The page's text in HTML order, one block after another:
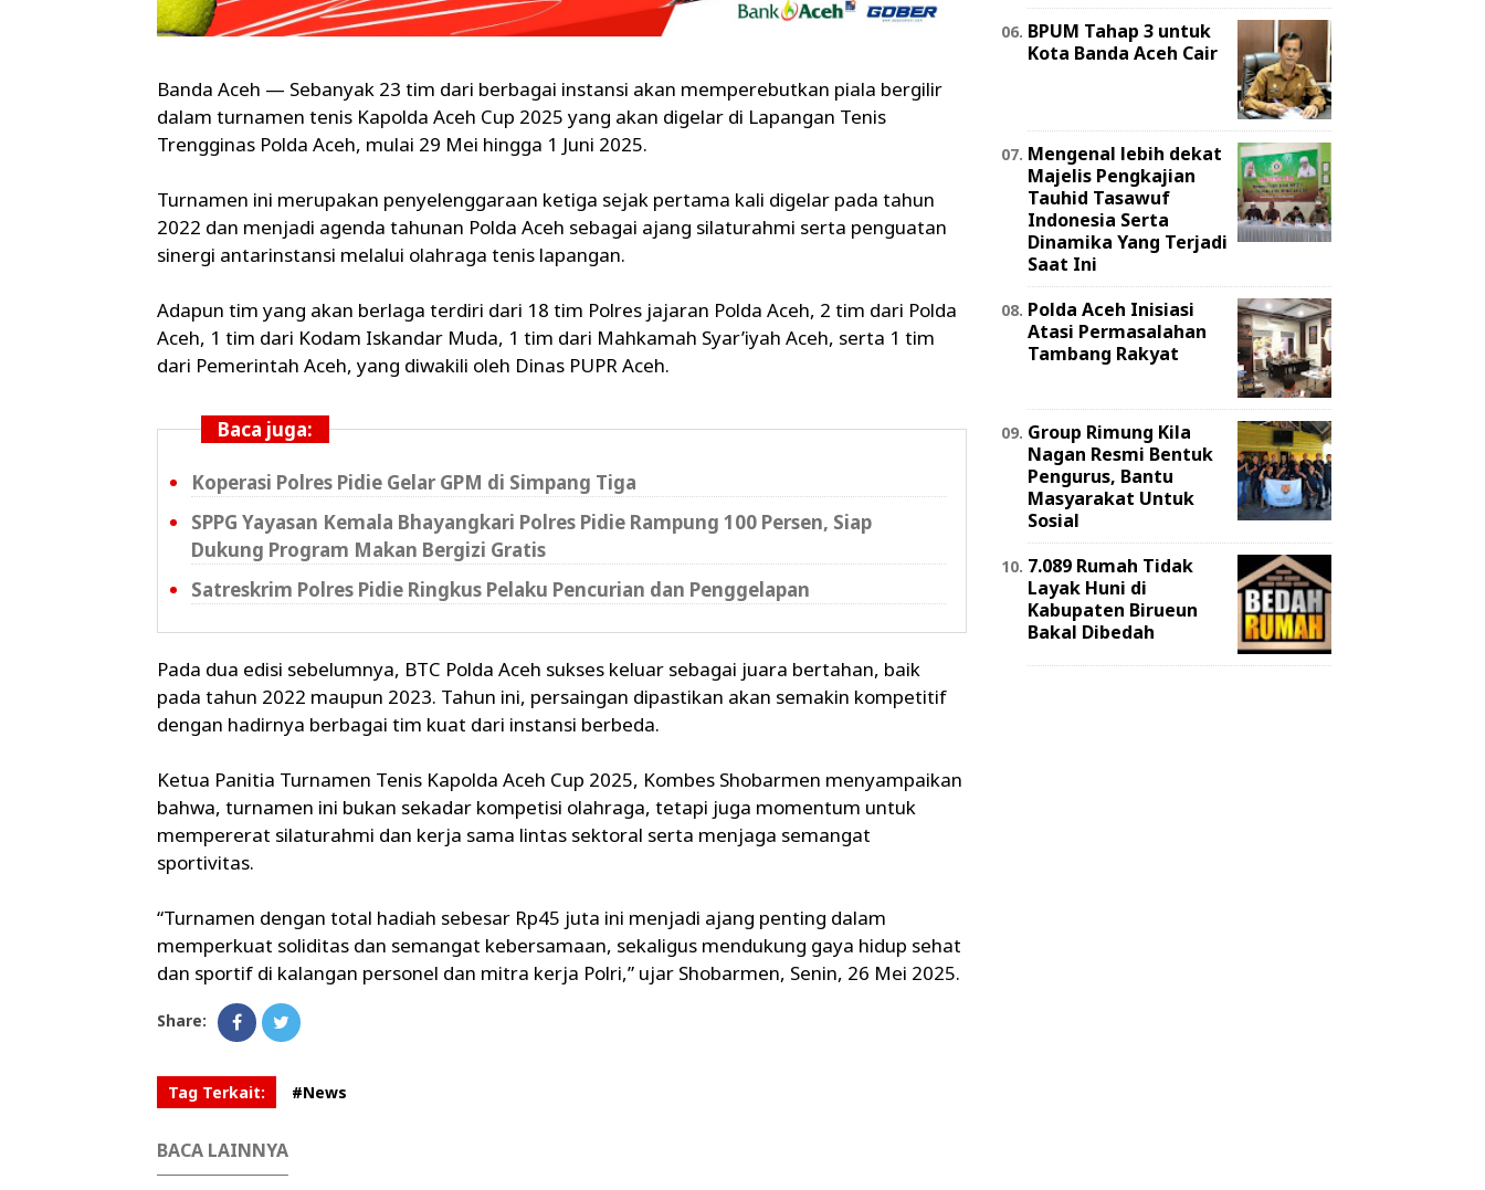
Banda Aceh — Sebanyak 23 tim dari berbagai instansi akan memperebutkan piala bergilir
dalam turnamen tenis Kapolda Aceh Cup 2025 yang akan digelar di Lapangan Tenis
Trengginas Polda Aceh, mulai 29 Mei hingga 1 Juni 2025.
Turnamen ini merupakan penyelenggaraan ketiga sejak pertama kali digelar pada tahun
2022 dan menjadi agenda tahunan Polda Aceh sebagai ajang silaturahmi serta penguatan
sinergi antarinstansi melalui olahraga tenis lapangan.
Adapun tim yang akan berlaga terdiri dari 18 tim Polres jajaran Polda Aceh, 2 tim dari Polda
Aceh, 1 tim dari Kodam Iskandar Muda, 1 tim dari Mahkamah Syar’iyah Aceh, serta 1 tim
dari Pemerintah Aceh, yang diwakili oleh Dinas PUPR Aceh.
Baca juga:
Koperasi Polres Pidie Gelar GPM di Simpang Tiga
SPPG Yayasan Kemala Bhayangkari Polres Pidie Rampung 100 Persen, Siap
Dukung Program Makan Bergizi Gratis
Satreskrim Polres Pidie Ringkus Pelaku Pencurian dan Penggelapan
Pada dua edisi sebelumnya, BTC Polda Aceh sukses keluar sebagai juara bertahan, baik
pada tahun 2022 maupun 2023. Tahun ini, persaingan dipastikan akan semakin kompetitif
dengan hadirnya berbagai tim kuat dari instansi berbeda.
Ketua Panitia Turnamen Tenis Kapolda Aceh Cup 2025, Kombes Shobarmen menyampaikan
bahwa, turnamen ini bukan sekadar kompetisi olahraga, tetapi juga momentum untuk
mempererat silaturahmi dan kerja sama lintas sektoral serta menjaga semangat
sportivitas.
“Turnamen dengan total hadiah sebesar Rp45 juta ini menjadi ajang penting dalam
memperkuat soliditas dan semangat kebersamaan, sekaligus mendukung gaya hidup sehat
dan sportif di kalangan personel dan mitra kerja Polri,” ujar Shobarmen, Senin, 26 Mei 2025.
Share:
Tag Terkait: #News
BACA LAINNYA
BPUM Tahap 3 untuk
Kota Banda Aceh Cair
Mengenal lebih dekat
Majelis Pengkajian
Tauhid Tasawuf
Indonesia Serta
Dinamika Yang Terjadi
Saat Ini
Polda Aceh Inisiasi
Atasi Permasalahan
Tambang Rakyat
Group Rimung Kila
Nagan Resmi Bentuk
Pengurus, Bantu
Masyarakat Untuk
Sosial
7.089 Rumah Tidak
Layak Huni di
Kabupaten Birueun
Bakal Dibedah